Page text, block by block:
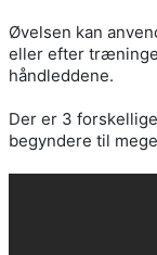
Øvelsen kan
eller efter
håndleddene.
Der er 3
begyndere til